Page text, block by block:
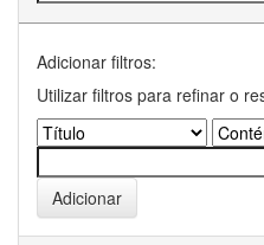
Adicionar filtros:
Utilizar filtros para refinar o